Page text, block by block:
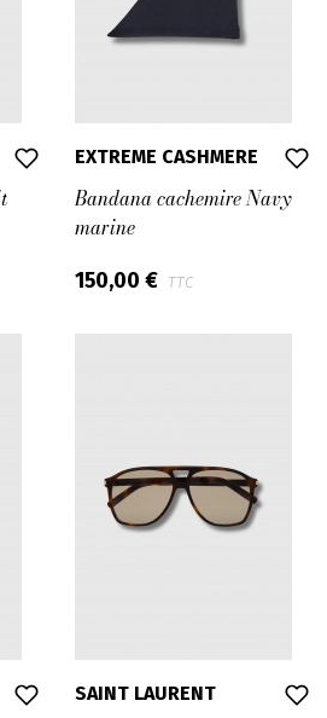
EXTREME CASHMERE
Bandana cachemire Navy
marine
150,00 € TTC
SAINT LAURENT